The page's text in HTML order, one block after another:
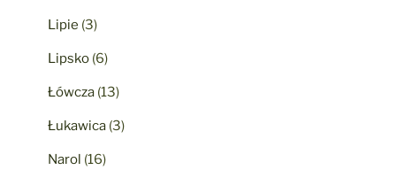
Lipie (3)
Lipsko (6)
Łówcza (13)
Łukawica (3)
Narol (16)